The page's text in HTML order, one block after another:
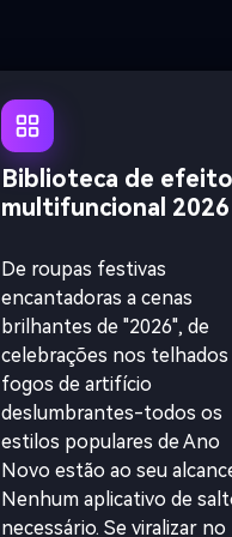
Biblioteca de
multifuncional 2026
De roupas festivas
encantadoras a cenas
brilhantes de "2026", de
celebrações nos telhados
fogos de artifício
deslumbrantes-todos os
estilos populares de Ano
Novo estão ao seu
Nenhum aplicativo de
necessário. Se viralizar no